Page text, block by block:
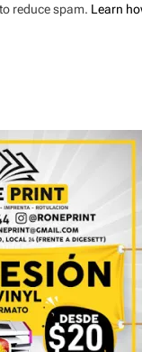
reduce spam. Learn